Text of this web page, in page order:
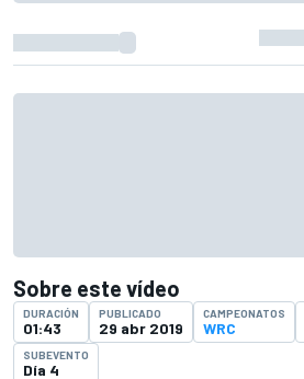
Sobre este vídeo
DURACIÓN
01:43
PUBLICADO
29 abr 2019
CAMPEONATOS
WRC
SUBEVENTO
Día 4